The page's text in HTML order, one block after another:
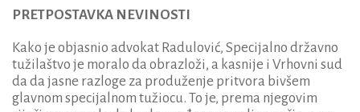
PRETPOSTAVKA NEVINOSTI
Kako je objasnio advokat Radulović, Specijalno državno
tužilaštvo je moralo da obrazloži, a kasnije i Vrhovni sud
da da jasne razloge za produženje pritvora bivšem
glavnom specijalnom tužiocu. To je, prema njegovim